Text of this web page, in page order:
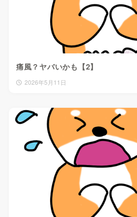
痛風？ヤバいかも【2】
2026年5月11日